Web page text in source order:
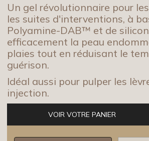
Un gel révolutionnaire pour
les suites d'interventions, à
Polyamine-DAB™ et de
efficacement la peau
plaies tout en réduisant le
guérison.
Idéal aussi pour pulper les
injection.
VOIR VOTRE PANIER